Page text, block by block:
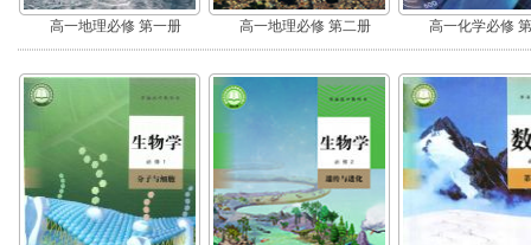
高一地理必修 第一册 高一地理必修 第二册 高一化学必修